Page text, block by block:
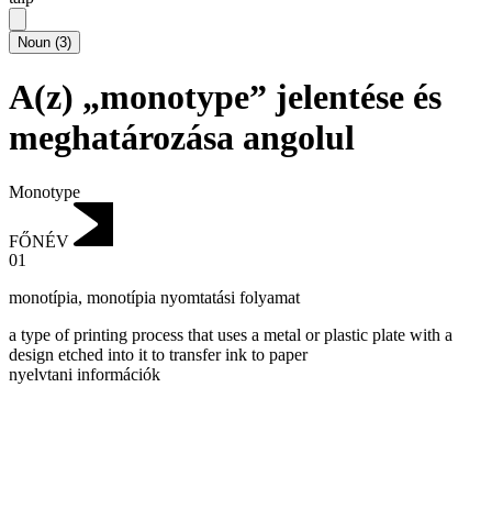
Noun (3)
A(z) „monotype” jelentése és
meghatározása angolul
Monotype
FŐNÉV
01
monotípia, monotípia nyomtatási folyamat
a type of printing process that uses a metal or plastic plate with a
design etched into it to transfer ink to paper
nyelvtani információk